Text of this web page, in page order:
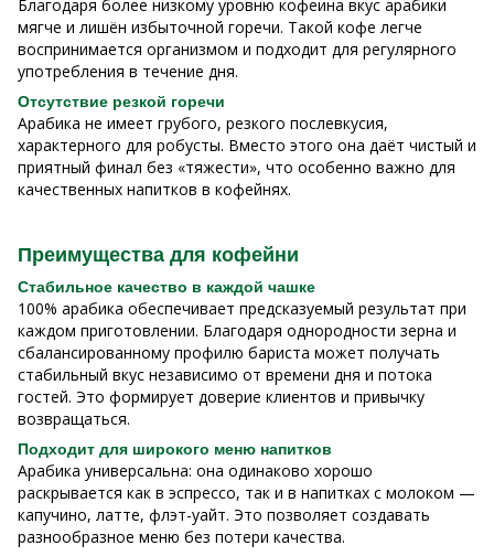
Благодаря более низкому уровню кофеина вкус арабики
мягче и лишён избыточной горечи. Такой кофе легче
воспринимается организмом и подходит для регулярного
употребления в течение дня.
Отсутствие резкой горечи
Арабика не имеет грубого, резкого послевкусия,
характерного для робусты. Вместо этого она даёт чистый и
приятный финал без «тяжести», что особенно важно для
качественных напитков в кофейнях.
Преимущества для кофейни
Стабильное качество в каждой чашке
100% арабика обеспечивает предсказуемый результат при
каждом приготовлении. Благодаря однородности зерна и
сбалансированному профилю бариста может получать
стабильный вкус независимо от времени дня и потока
гостей. Это формирует доверие клиентов и привычку
возвращаться.
Подходит для широкого меню напитков
Арабика универсальна: она одинаково хорошо
раскрывается как в эспрессо, так и в напитках с молоком —
капучино, латте, флэт-уайт. Это позволяет создавать
разнообразное меню без потери качества.